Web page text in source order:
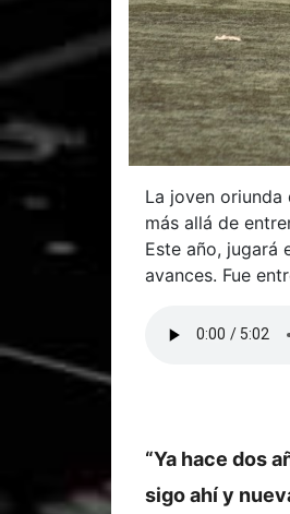
La joven oriunda
más allá de
Este año, jugará
avances. Fue
“Ya hace dos
sigo ahí y